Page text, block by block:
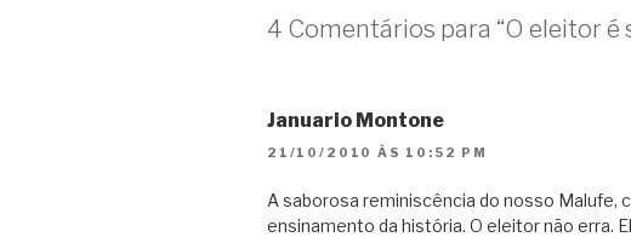
4 Comentários para “O eleitor é
Januario Montone
21/10/2010 ÀS 10:52 PM
A saborosa reminiscência do nosso Malufe,
ensinamento da história. O eleitor não erra.